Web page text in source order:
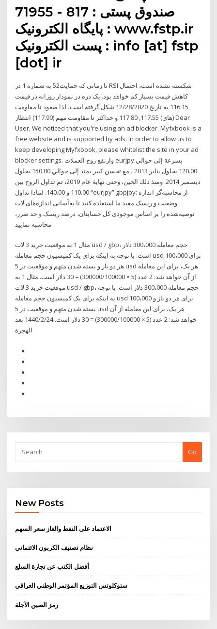
صندوق پستی : 817 - 71955
پایگاه الکترونیک : www.fstp.ir
پست الکترونیک : info [at] fstp
[dot] ir
تا زمانی که حمایت52 به شماره 1 در RSI شکسته نشده است، احتمال
کاهش قیمت بسیار کم خواهد بود. یک دره در نمودار روزانه در قیمت
116.15 به تاریخ 12/28/2020 شکل گرفته است، لذا صعود تا مقاومت
(های) 117.55, 117.80 و حداکثر تا مقاومت مهم (117.90) انتظار Dear
User, We noticed that you're using an ad blocker. Myfxbook is a
free website and is supported by ads. In order to allow us to
keep developing Myfxbook, please whitelist the site in your ad
blocker settings. وارتفع زوج العملات eurjpy بسرعة إلى حوالي
120.00 بحلول يناير 2013 ، مع تحسن كبير يمتد إلى حوالي 150.00 بحلول
ديسمبر 2014. ومنذ ذلك الحين، وحتى نهاية عام 2019، تم تداول الزوج بين
110.00 و 140.00. لماذا تداول “eurjpy” gbpjpy: از محاسبه‌گر اندازه
وضعیت و ریسک مفید ما استفاده کنید تا به‌آسانی اندازه‌های لات
توصیه‌شده را بر اساس موجودی کل حسابتان، درصد ریسک و حد ضرر،
محاسبه نمایید
مثال 1 به موقعیت خرید 3 لات usd / gbp، حجم معامله 300،000 دلار
است. با توجه به اینکه برای یک کمیسیون حجم معامله usd 100،000 برای
هر دو باز و بسته شدن متهم و موقعیت در 5 usd هر یک، برای این معامله
از آن خواهد شد: 2 عدد (5 × 300000/100000) = 30 دلار است. مثال 1 به
موقعیت خرید 3 لات usd / gbp، حجم معامله 300،000 دلار است. با توجه
به اینکه برای یک کمیسیون حجم معامله usd 100،000 برای هر دو باز و
بسته شدن متهم و موقعیت در 5 usd هر یک، برای این معامله از آن
خواهد شد: 2 عدد (5 × 300000/100000) = 30 دلار است. 24‏‏/2‏‏/1440 بعد
الهجرة
Go
New Posts
الاعتماد على النفط والغاز سعر السهم
نظام تصنيف الكربون الائتماني
أفضل الكتب عن تجارة السلع
ستوكلوتس التوزيع المؤتمر الوطني العراقي
رمز الصين الآجلة